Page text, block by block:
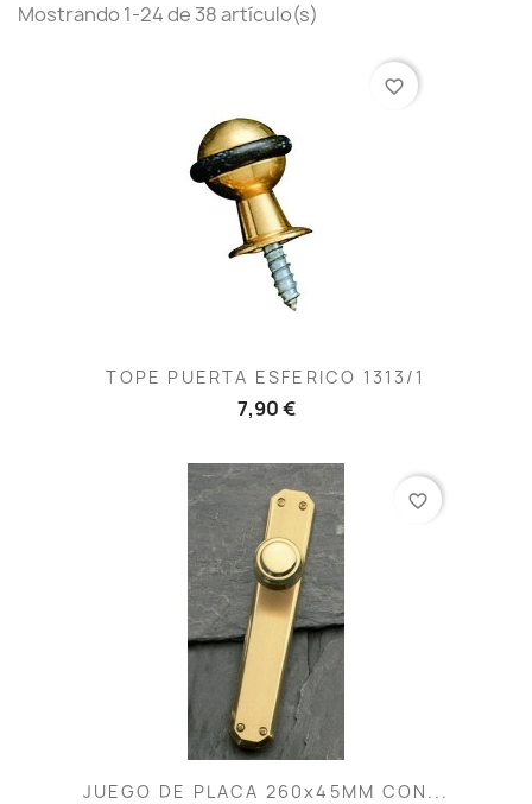
Mostrando 1-24 de 38 artículo(s)
TOPE PUERTA ESFERICO 1313/1
7,90 €
favorite_border
JUEGO DE PLACA 260x45MM CON...
favorite_border